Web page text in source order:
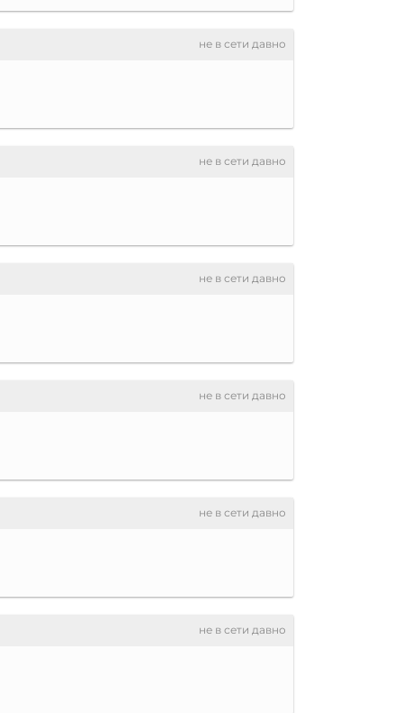
не в сети давно
не в сети давно
не в сети давно
не в сети давно
не в сети давно
не в сети давно